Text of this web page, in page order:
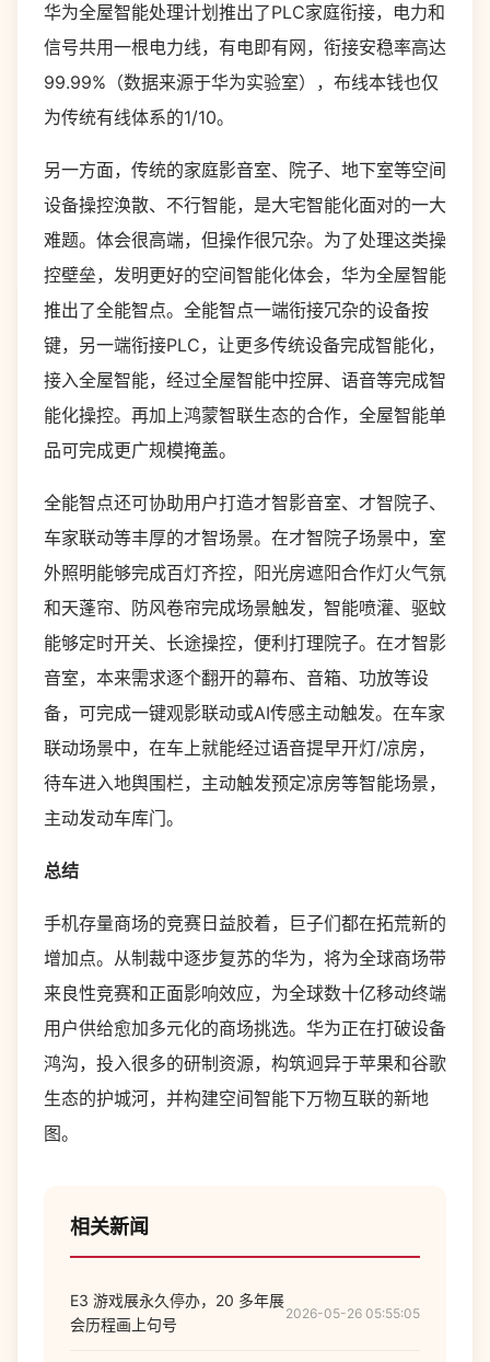
华为全屋智能处理计划推出了PLC家庭衔接，电力和
信号共用一根电力线，有电即有网，衔接安稳率高达
99.99%（数据来源于华为实验室），布线本钱也仅
为传统有线体系的1/10。
另一方面，传统的家庭影音室、院子、地下室等空间
设备操控涣散、不行智能，是大宅智能化面对的一大
难题。体会很高端，但操作很冗杂。为了处理这类操
控壁垒，发明更好的空间智能化体会，华为全屋智能
推出了全能智点。全能智点一端衔接冗杂的设备按
键，另一端衔接PLC，让更多传统设备完成智能化，
接入全屋智能，经过全屋智能中控屏、语音等完成智
能化操控。再加上鸿蒙智联生态的合作，全屋智能单
品可完成更广规模掩盖。
全能智点还可协助用户打造才智影音室、才智院子、
车家联动等丰厚的才智场景。在才智院子场景中，室
外照明能够完成百灯齐控，阳光房遮阳合作灯火气氛
和天蓬帘、防风卷帘完成场景触发，智能喷灌、驱蚊
能够定时开关、长途操控，便利打理院子。在才智影
音室，本来需求逐个翻开的幕布、音箱、功放等设
备，可完成一键观影联动或AI传感主动触发。在车家
联动场景中，在车上就能经过语音提早开灯/凉房，
待车进入地舆围栏，主动触发预定凉房等智能场景，
主动发动车库门。
总结
手机存量商场的竞赛日益胶着，巨子们都在拓荒新的
增加点。从制裁中逐步复苏的华为，将为全球商场带
来良性竞赛和正面影响效应，为全球数十亿移动终端
用户供给愈加多元化的商场挑选。华为正在打破设备
鸿沟，投入很多的研制资源，构筑迥异于苹果和谷歌
生态的护城河，并构建空间智能下万物互联的新地
图。
相关新闻
E3 游戏展永久停办，20 多年展
会历程画上句号
2026-05-26 05:55:05